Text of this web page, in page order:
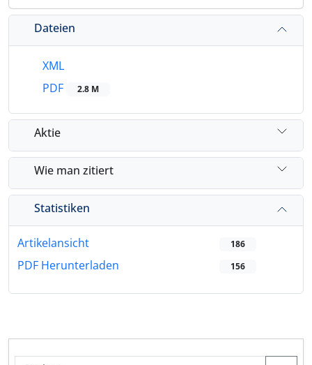
Dateien
XML
PDF
2.8 M
Aktie
Wie man zitiert
Statistiken
Artikelansicht 186
PDF Herunterladen 156